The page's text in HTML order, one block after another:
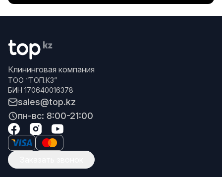
Клининговая компания
ТОО “ТОП.КЗ”
БИН 170640016378
sales@top.kz
пн-вс: 8:00-21:00